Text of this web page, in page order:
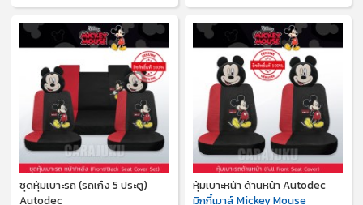
ชุดหุ้มเบาะรถ (รถเก๋ง 5 ประตู)
Autodec
หุ้มเบาะหน้า ด้านหน้า Autodec
มิกกี้เมาส์ Mickey Mouse